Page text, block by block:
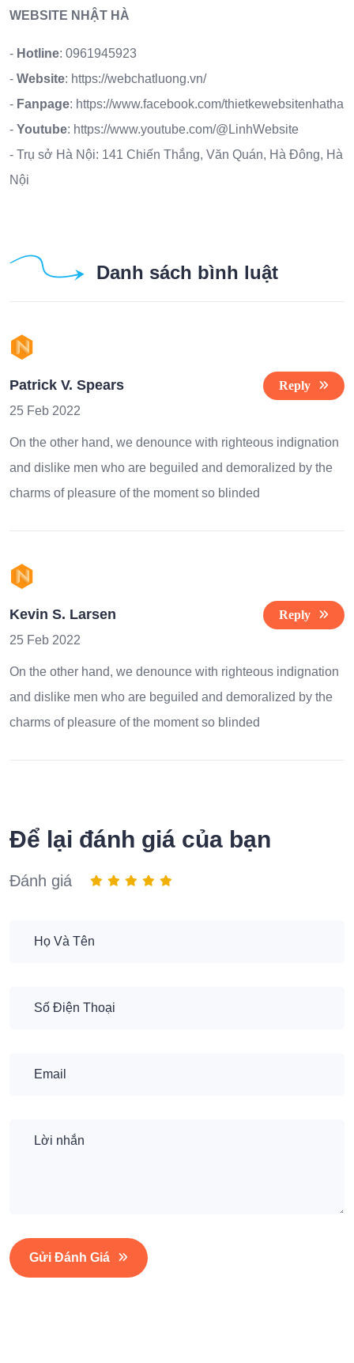
WEBSITE NHẬT HÀ
- Hotline: 0961945923
- Website: https://webchatluong.vn/
- Fanpage: https://www.facebook.com/thietkewebsitenhatha
- Youtube: https://www.youtube.com/@LinhWebsite
- Trụ sở Hà Nội: 141 Chiến Thắng, Văn Quán, Hà Đông, Hà
Nội
Danh sách bình luật
Patrick V. Spears
Reply
25 Feb 2022
On the other hand, we denounce with righteous indignation
and dislike men who are beguiled and demoralized by the
charms of pleasure of the moment so blinded
Kevin S. Larsen
Reply
25 Feb 2022
On the other hand, we denounce with righteous indignation
and dislike men who are beguiled and demoralized by the
charms of pleasure of the moment so blinded
Để lại đánh giá của bạn
Đánh giá
Gửi Đánh Giá